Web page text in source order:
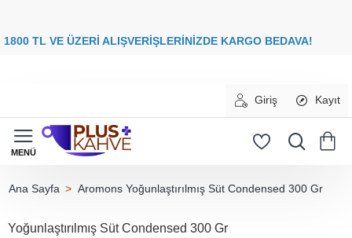
00 TL VE ÜZERİ ALIŞVERİŞLERİNİZDE KARGO
Giriş Kayıt
Aromons Yoğunlaştırılmış Süt Condensed 300 Gr
Yoğunlaştırılmış Süt Condensed 300 Gr